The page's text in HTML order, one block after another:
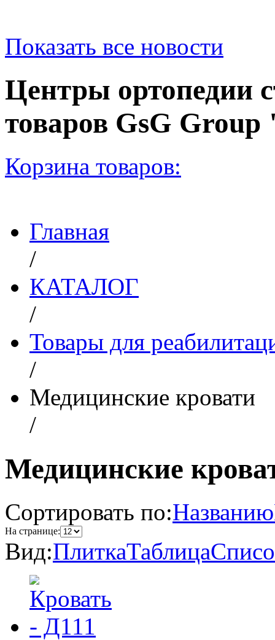
Показать все новости
Центры ортопедии
товаров GsG
Корзина товаров:
Главная
/
КАТАЛОГ
/
Товары для
/
Медицинские кровати
/
Медицинские
Сортировать по:Названию
На странице:
Вид:ПлиткаТаблица